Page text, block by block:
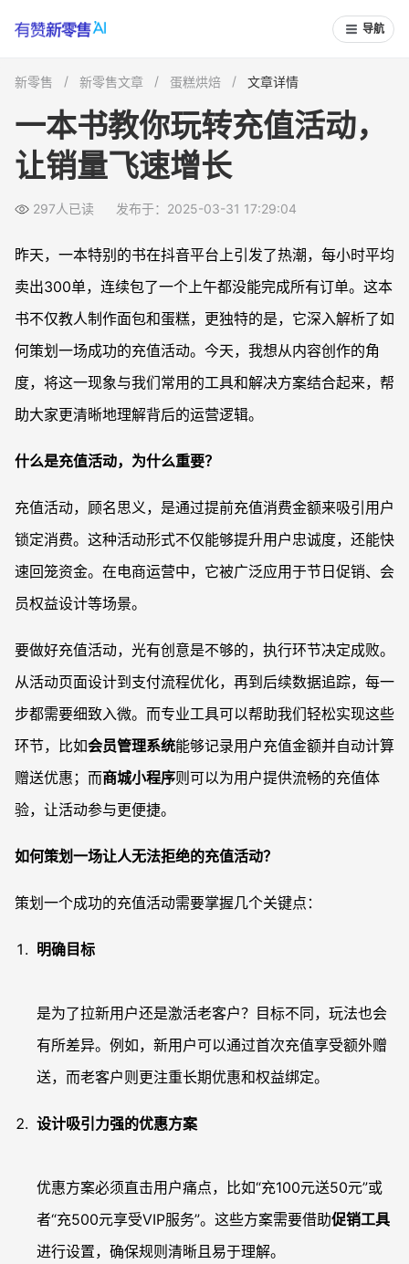
导航
新零售 新零售文章 蛋糕烘焙 文章详情
一本书教你玩转充值活动，
让销量飞速增长
297人已读 发布于：2025-03-31 17:29:04
昨天，一本特别的书在抖音平台上引发了热潮，每小时平均
卖出300单，连续包了一个上午都没能完成所有订单。这本
书不仅教人制作面包和蛋糕，更独特的是，它深入解析了如
何策划一场成功的充值活动。今天，我想从内容创作的角
度，将这一现象与我们常用的工具和解决方案结合起来，帮
助大家更清晰地理解背后的运营逻辑。
什么是充值活动，为什么重要？
充值活动，顾名思义，是通过提前充值消费金额来吸引用户
锁定消费。这种活动形式不仅能够提升用户忠诚度，还能快
速回笼资金。在电商运营中，它被广泛应用于节日促销、会
员权益设计等场景。
要做好充值活动，光有创意是不够的，执行环节决定成败。
从活动页面设计到支付流程优化，再到后续数据追踪，每一
步都需要细致入微。而专业工具可以帮助我们轻松实现这些
环节，比如会员管理系统能够记录用户充值金额并自动计算
赠送优惠；而商城小程序则可以为用户提供流畅的充值体
验，让活动参与更便捷。
如何策划一场让人无法拒绝的充值活动？
策划一个成功的充值活动需要掌握几个关键点：
明确目标
是为了拉新用户还是激活老客户？目标不同，玩法也会
有所差异。例如，新用户可以通过首次充值享受额外赠
送，而老客户则更注重长期优惠和权益绑定。
设计吸引力强的优惠方案
优惠方案必须直击用户痛点，比如“充100元送50元”或
者“充500元享受VIP服务”。这些方案需要借助促销工具
进行设置，确保规则清晰且易于理解。